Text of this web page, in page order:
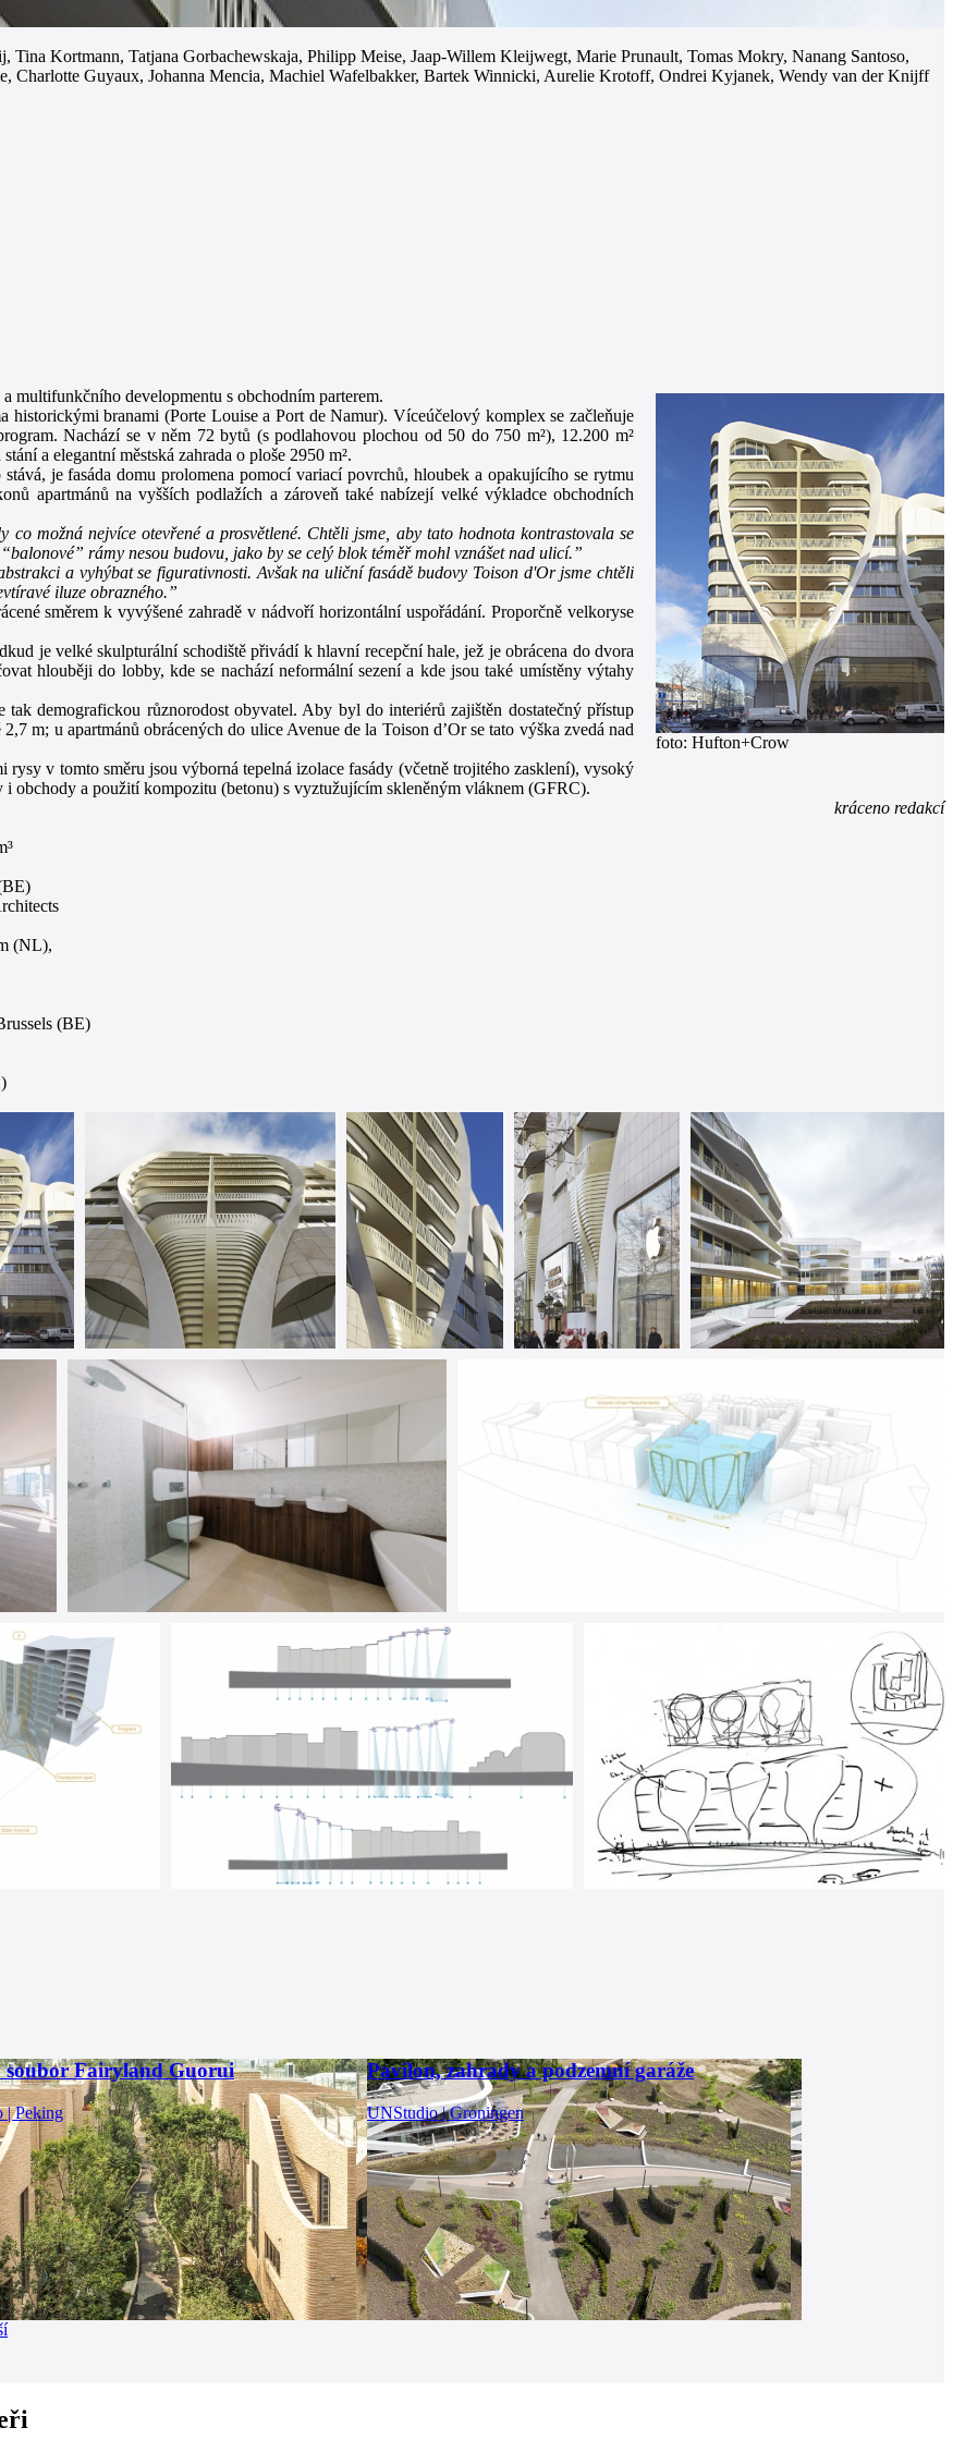
Kortmann, Tatjana Gorbachewskaja, Philipp Meise, Jaap-Willem Kleijwegt, Marie Prunault, Tomas Mokry, Nanang Santoso,
Charlotte Guyaux, Johanna Mencia, Machiel Wafelbakker, Bartek Winnicki, Aurelie Krotoff, Ondrei Kyjanek, Wendy van der Knijff
foto: Hufton+Crow
multifunkčního developmentu s obchodním parterem.
historickými branami (Porte Louise a Port de Namur). Víceúčelový komplex se začleňuje
Nachází se v něm 72 bytů (s podlahovou plochou od 50 do 750 m²), 12.200 m²
a elegantní městská zahrada o ploše 2950 m².
je fasáda domu prolomena pomocí variací povrchů, hloubek a opakujícího se rytmu
apartmánů na vyšších podlažích a zároveň také nabízejí velké výkladce obchodních
co možná nejvíce otevřené a prosvětlené. Chtěli jsme, aby tato hodnota kontrastovala se
rámy nesou budovu, jako by se celý blok téměř mohl vznášet nad ulicí.”
a vyhýbat se figurativnosti. Avšak na uliční fasádě budovy Toison d'Or jsme chtěli
iluze obrazného.”
směrem k vyvýšené zahradě v nádvoří horizontální uspořádání. Proporčně velkoryse
je velké skulpturální schodiště přivádí k hlavní recepční hale, jež je obrácena do dvora
hlouběji do lobby, kde se nachází neformální sezení a kde jsou také umístěny výtahy
demografickou různorodost obyvatel. Aby byl do interiérů zajištěn dostatečný přístup
m; u apartmánů obrácených do ulice Avenue de la Toison d’Or se tato výška zvedá nad
v tomto směru jsou výborná tepelná izolace fasády (včetně trojitého zasklení), vysoký
obchody a použití kompozitu (betonu) s vyztužujícím skleněným vláknem (GFRC).
kráceno redakcí
(NL),
(BE)
soubor Fairyland Guorui
| Peking
Pavilon, zahrady a podzemní garáže
UNStudio | Groningen